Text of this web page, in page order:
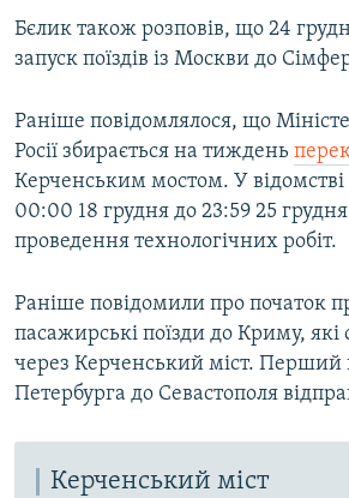
Бєлик також розповів, що 24
запуск поїздів із Москви до
Раніше повідомлялося, що
Росії збирається на тиждень
Керченським мостом. У
00:00 18 грудня до 23:59 25
проведення технологічних робіт.
Раніше повідомили про початок
пасажирські поїзди до Криму, які
через Керченський міст. Перший
Петербурга до Севастополя
Керченський міст